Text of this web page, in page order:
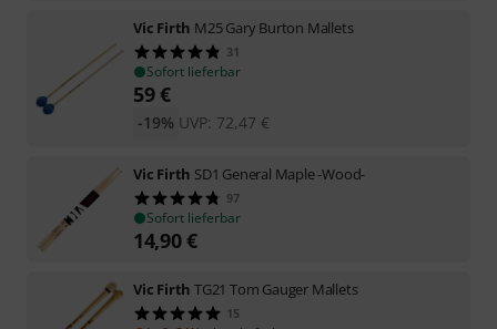
Vic Firth M25 Gary Burton Mallets
31
Sofort lieferbar
59€
UVP: 72,47 €
-19%
Vic Firth SD1 General Maple -Wood-
97
Sofort lieferbar
14,90€
Vic Firth TG21 Tom Gauger Mallets
15